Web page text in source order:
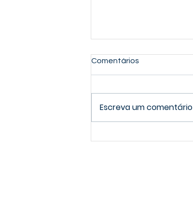
Comentários
Escreva um comentário